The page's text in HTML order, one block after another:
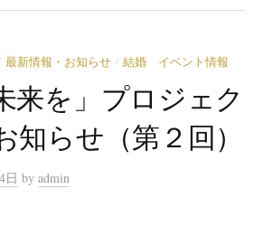
最新情報・お知らせ / 結婚 イベント情報
来を」プロジェク
知らせ（第２回）
日 by admin